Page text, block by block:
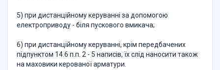
5) при дистанційному керуванні за допомогою
електроприводу - біля пускового вмикача;
6) при дистанційному керуванні, крім передбачених
підпунктом 14.6 п.п. 2 - 5 написів, їх слід наносити також
на маховики керованої арматури.